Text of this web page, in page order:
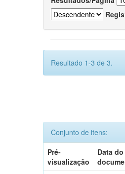
Resultado 1-3 de 3.
Conjunto de itens:
Pré-
visualização
Data do